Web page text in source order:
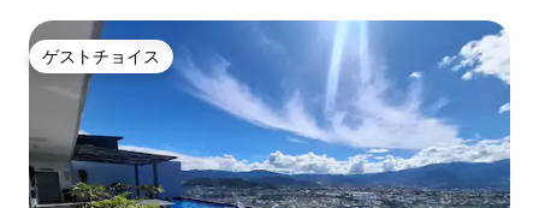
ゲストチョイス
ゲストチョイス